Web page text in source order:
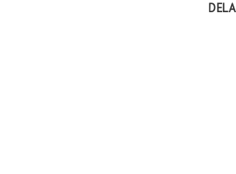
DELA